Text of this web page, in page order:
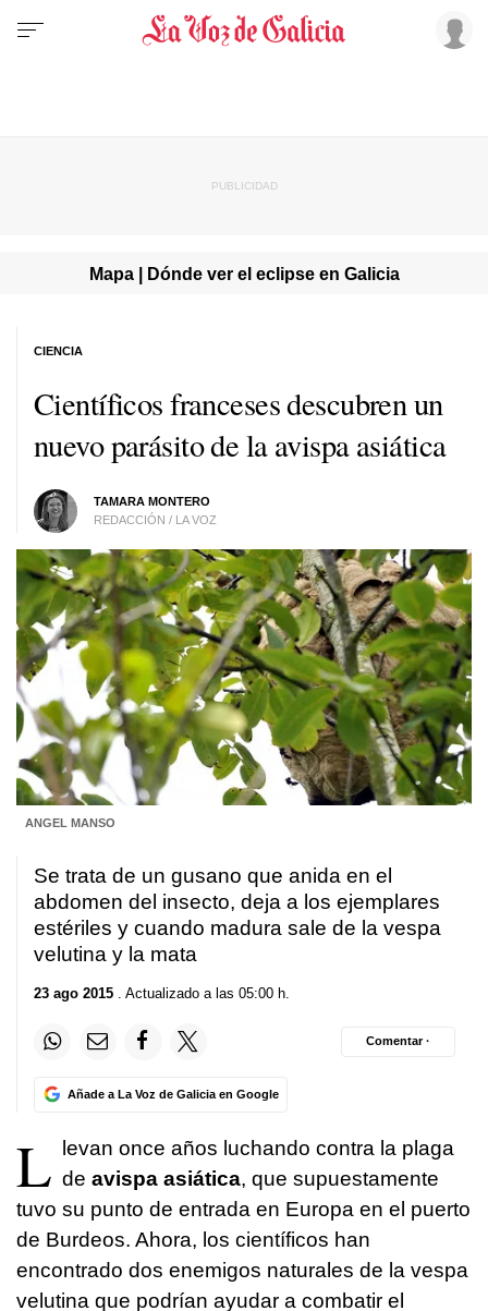
Mapa | Dónde ver el eclipse en Galicia
Científicos franceses descubren un
nuevo parásito de la avispa asiática
TAMARA MONTERO
REDACCIÓN / LA VOZ
CIENCIA
ANGEL MANSO
Se trata de un gusano que anida en el
abdomen del insecto, deja a los ejemplares
estériles y cuando madura sale de la vespa
velutina y la mata
23 ago 2015 . Actualizado a las 05:00 h.
Añade a La Voz de Galicia en Google
Comentar ·
L levan once años luchando contra la plaga
de avispa asiática, que supuestamente
tuvo su punto de entrada en Europa en el puerto
de Burdeos. Ahora, los científicos han
encontrado dos enemigos naturales de la vespa
velutina que podrían ayudar a combatir el